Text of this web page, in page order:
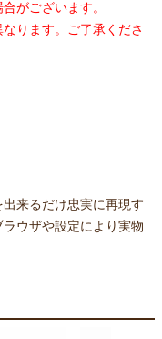
がございます。
ります。ご了承くださ
来るだけ忠実に再現す
ウザや設定により実物